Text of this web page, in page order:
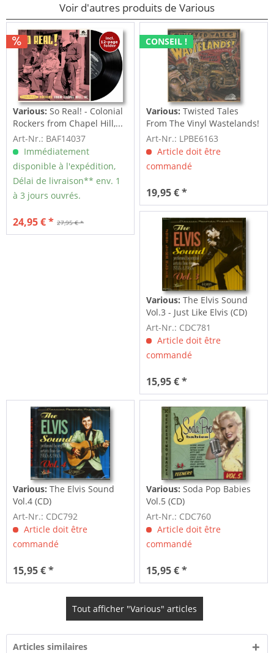
Voir d'autres produits de Various
Various: So Real! - Colonial
Rockers from Chapel Hill,...
Art-Nr.: BAF14037
Immédiatement
disponible à l'expédition,
Délai de livraison** env. 1
à 3 jours ouvrés.
27,95 € *
24,95 € *
CONSEIL !
Various: Twisted Tales
From The Vinyl Wastelands!
Vol.5...
Art-Nr.: LPBE6163
Article doit être
commandé
19,95 € *
Various: The Elvis Sound
Vol.3 - Just Like Elvis (CD)
Art-Nr.: CDC781
Article doit être
commandé
15,95 € *
Various: The Elvis Sound
Vol.4 (CD)
Art-Nr.: CDC792
Article doit être
commandé
15,95 € *
Various: Soda Pop Babies
Vol.5 (CD)
Art-Nr.: CDC760
Article doit être
commandé
15,95 € *
Tout afficher "Various" articles
Articles similaires